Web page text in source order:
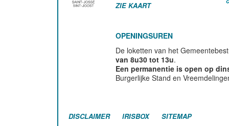
ZIE KAART
OPENINGSUREN
De loketten van het
van 8u30 tot 13u.
Een permanentie is open op
Burgerlijke Stand en
DISCLAIMER IRISBOX SITEMAP